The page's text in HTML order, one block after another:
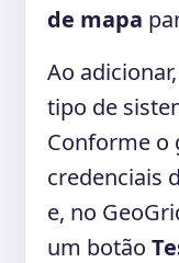
de mapa
Ao
tipo de
Conforme o
credenciais
e, no
um botão